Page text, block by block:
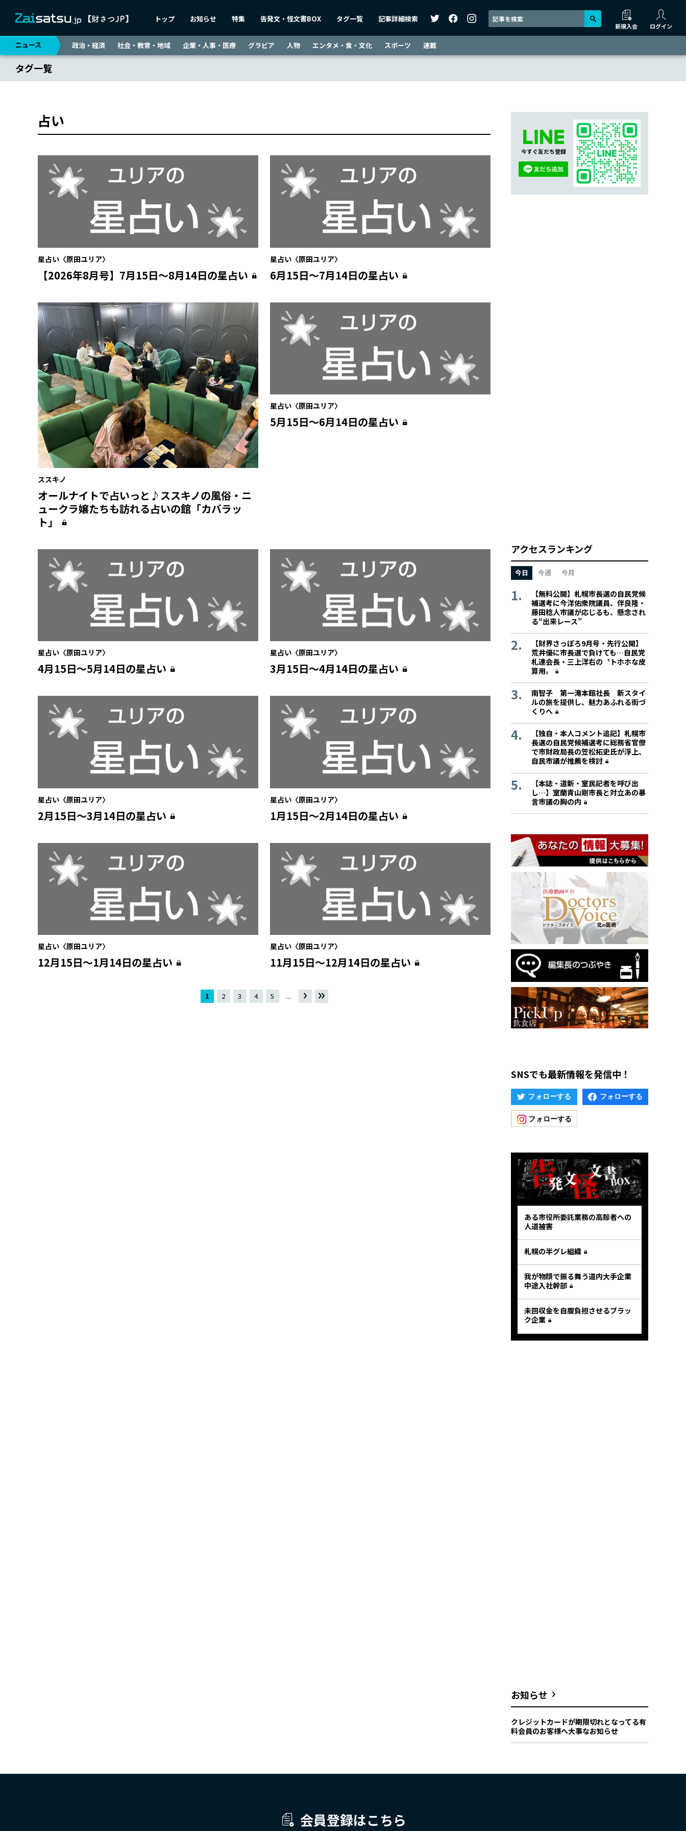
トップ お知らせ 特集 告発文・怪文書BOX タグ一覧 記事詳細検索
新規入会 ログイン
ニュース 政治・経済 社会・教育・地域 企業・人事・医療 グラビア 人物 エンタメ・食・文化 スポーツ 連載
タグ一覧
占い
星占い〈原田ユリア〉
【2026年8月号】7月15日〜8月14日の星占い
星占い〈原田ユリア〉
6月15日〜7月14日の星占い
ススキノ
オールナイトで占いっと♪ススキノの風俗・ニ
ュークラ嬢たちも訪れる占いの館「カバラッ
ト」
星占い〈原田ユリア〉
5月15日〜6月14日の星占い
星占い〈原田ユリア〉
4月15日〜5月14日の星占い
星占い〈原田ユリア〉
3月15日〜4月14日の星占い
星占い〈原田ユリア〉
2月15日〜3月14日の星占い
星占い〈原田ユリア〉
1月15日〜2月14日の星占い
星占い〈原田ユリア〉
12月15日〜1月14日の星占い
星占い〈原田ユリア〉
11月15日〜12月14日の星占い
1 2 3 4 5 ... »
今すぐ友だち登録
アクセスランキング
今日 今週 今月
【無料公開】札幌市長選の自民党候
補選考に今洋佑衆院議員、伴良隆・
藤田稔人市議が応じるも、懸念され
る“出来レース”
【財界さっぽろ9月号・先行公開】
荒井優に市長選で負けても…自民党
札連会長・三上洋右の〝トホホな皮
算用〟
南智子 第一滝本館社長 新スタイ
ルの旅を提供し、魅力あふれる街づ
くりへ
【独自・本人コメント追記】札幌市
長選の自民党候補選考に総務省官僚
で市財政局長の笠松拓史氏が浮上、
自民市議が推薦を検討
【本誌・道新・室民記者を呼び出
し…】室蘭青山剛市長と対立あの暴
言市議の胸の内
SNSでも最新情報を発信中！
ある市役所委託業務の高齢者への
人道被害
札幌の半グレ組織
我が物顔で振る舞う道内大手企業
中途入社幹部
未回収金を自腹負担させるブラッ
ク企業
お知らせ
クレジットカードが期限切れとなってる有
料会員のお客様へ大事なお知らせ
会員登録はこちら